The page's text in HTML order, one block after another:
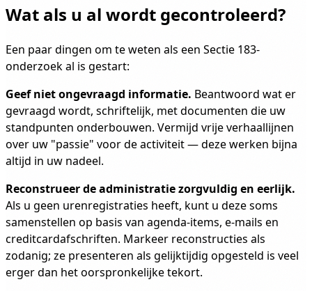
Wat als u al wordt gecontroleerd?
Een paar dingen om te weten als een Sectie 183-
onderzoek al is gestart:
Geef niet ongevraagd informatie. Beantwoord wat er
gevraagd wordt, schriftelijk, met documenten die uw
standpunten onderbouwen. Vermijd vrije verhaallijnen
over uw "passie" voor de activiteit — deze werken bijna
altijd in uw nadeel.
Reconstrueer de administratie zorgvuldig en eerlijk.
Als u geen urenregistraties heeft, kunt u deze soms
samenstellen op basis van agenda-items, e-mails en
creditcardafschriften. Markeer reconstructies als
zodanig; ze presenteren als gelijktijdig opgesteld is veel
erger dan het oorspronkelijke tekort.